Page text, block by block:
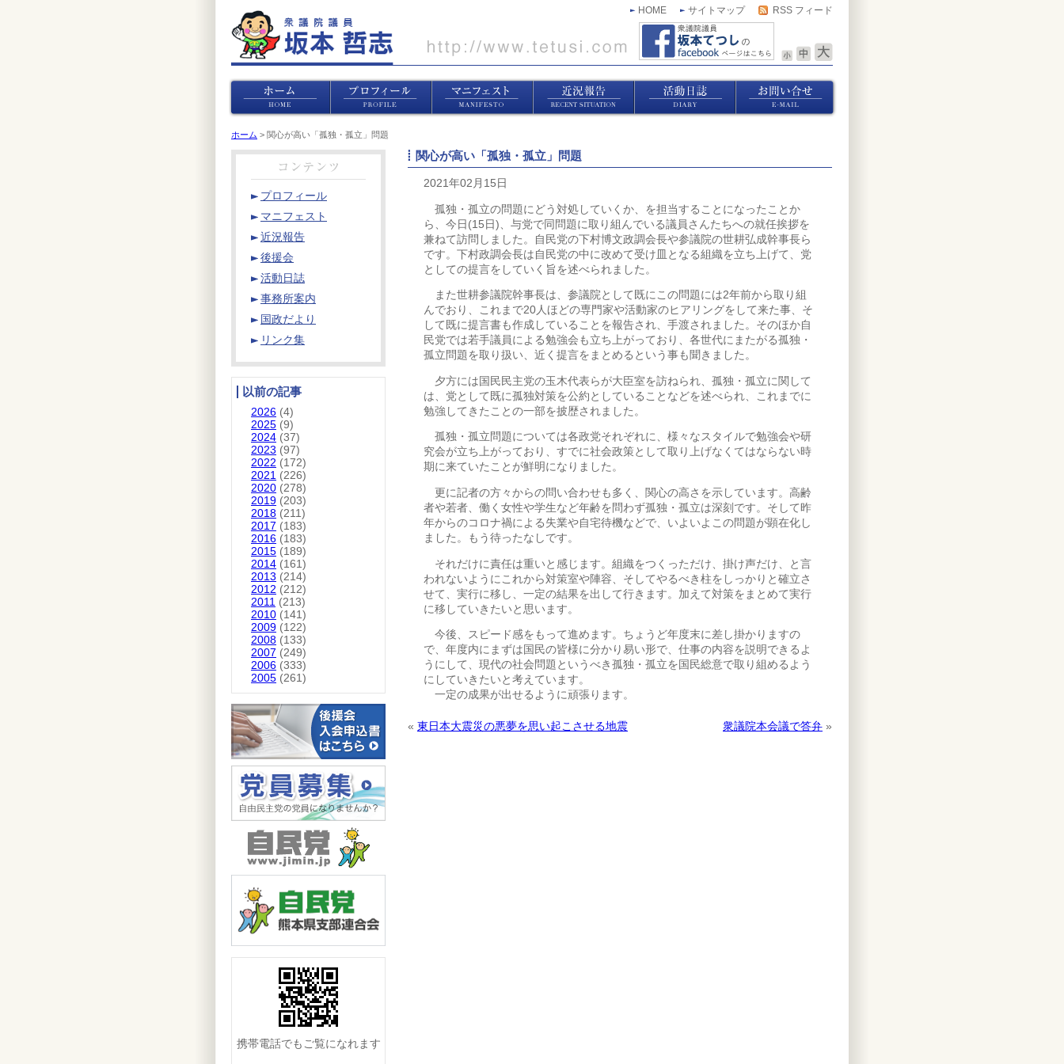
HOME サイトマップ RSS フィード
ホーム > 関心が高い「孤独・孤立」問題
プロフィール
マニフェスト
近況報告
後援会
活動日誌
事務所案内
国政だより
リンク集
以前の記事
2026 (4)
2025 (9)
2024 (37)
2023 (97)
2022 (172)
2021 (226)
2020 (278)
2019 (203)
2018 (211)
2017 (183)
2016 (183)
2015 (189)
2014 (161)
2013 (214)
2012 (212)
2011 (213)
2010 (141)
2009 (122)
2008 (133)
2007 (249)
2006 (333)
2005 (261)
携帯電話でもご覧になれます
関心が高い「孤独・孤立」問題
2021年02月15日
孤独・孤立の問題にどう対処していくか、を担当することになったことか
ら、今日(15日)、与党で同問題に取り組んでいる議員さんたちへの就任挨拶を
兼ねて訪問しました。自民党の下村博文政調会長や参議院の世耕弘成幹事長ら
です。下村政調会長は自民党の中に改めて受け皿となる組織を立ち上げて、党
としての提言をしていく旨を述べられました。
また世耕参議院幹事長は、参議院として既にこの問題には2年前から取り組
んでおり、これまで20人ほどの専門家や活動家のヒアリングをして来た事、そ
して既に提言書も作成していることを報告され、手渡されました。そのほか自
民党では若手議員による勉強会も立ち上がっており、各世代にまたがる孤独・
孤立問題を取り扱い、近く提言をまとめるという事も聞きました。
夕方には国民民主党の玉木代表らが大臣室を訪ねられ、孤独・孤立に関して
は、党として既に孤独対策を公約としていることなどを述べられ、これまでに
勉強してきたことの一部を披歴されました。
孤独・孤立問題については各政党それぞれに、様々なスタイルで勉強会や研
究会が立ち上がっており、すでに社会政策として取り上げなくてはならない時
期に来ていたことが鮮明になりました。
更に記者の方々からの問い合わせも多く、関心の高さを示しています。高齢
者や若者、働く女性や学生など年齢を問わず孤独・孤立は深刻です。そして昨
年からのコロナ禍による失業や自宅待機などで、いよいよこの問題が顕在化し
ました。もう待ったなしです。
それだけに責任は重いと感じます。組織をつくっただけ、掛け声だけ、と言
われないようにこれから対策室や陣容、そしてやるべき柱をしっかりと確立さ
せて、実行に移し、一定の結果を出して行きます。加えて対策をまとめて実行
に移していきたいと思います。
今後、スピード感をもって進めます。ちょうど年度末に差し掛かりますの
で、年度内にまずは国民の皆様に分かり易い形で、仕事の内容を説明できるよ
うにして、現代の社会問題というべき孤独・孤立を国民総意で取り組めるよう
にしていきたいと考えています。
一定の成果が出せるように頑張ります。
« 東日本大震災の悪夢を思い起こさせる地震 衆議院本会議で答弁 »